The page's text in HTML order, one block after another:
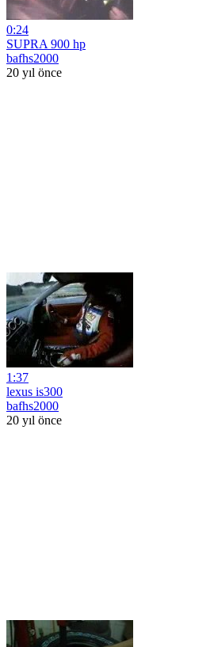
0:24
SUPRA 900 hp
bafhs2000
20 yıl önce
1:37
lexus is300
bafhs2000
20 yıl önce